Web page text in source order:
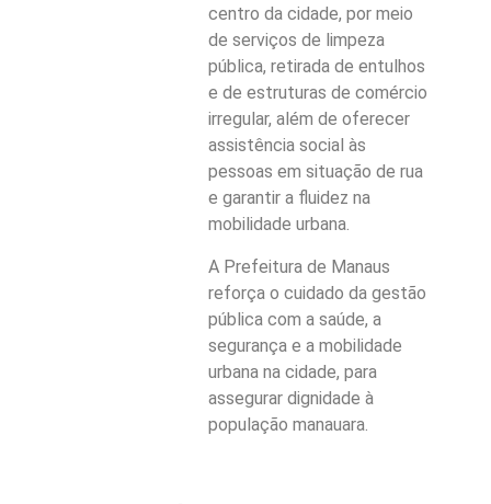
centro da cidade, por meio
de serviços de limpeza
pública, retirada de entulhos
e de estruturas de comércio
irregular, além de oferecer
assistência social às
pessoas em situação de rua
e garantir a fluidez na
mobilidade urbana.
A Prefeitura de Manaus
reforça o cuidado da gestão
pública com a saúde, a
segurança e a mobilidade
urbana na cidade, para
assegurar dignidade à
população manauara.